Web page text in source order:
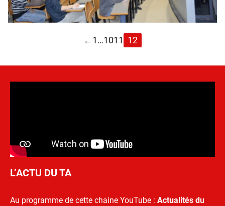
←1…1011 12
L’ACTU DU TA
Au programme de cette chaine YouTube : Actualités du